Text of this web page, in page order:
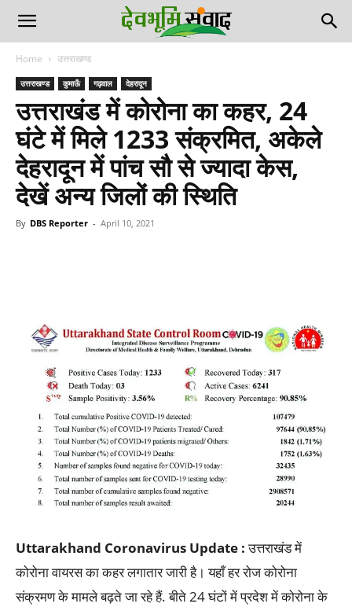
Home उत्तराखण्ड
उत्तराखण्ड कुमाऊँ गढ़वाल देहरादून
उत्तराखंड में कोरोना का कहर, 24
घंटे में मिले 1233 संक्रमित, अकेले
देहरादून में पांच सौ से ज्यादा केस,
देखें अन्य जिलों की स्थिति
By DBS Reporter - April 10, 2021
Uttarakhand Coronavirus Update :उत्तराखंड में
कोरोना वायरस का कहर लगातार जारी है। यहाँ हर रोज कोरोना
संक्रमण के मामले बढ़ते जा रहे हैं. बीते 24 घंटों में प्रदेश में कोरोना के